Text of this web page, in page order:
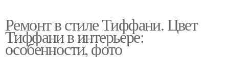
Ремонт в стиле Тиффани. Цвет
Тиффани в интерьере:
особенности, фото